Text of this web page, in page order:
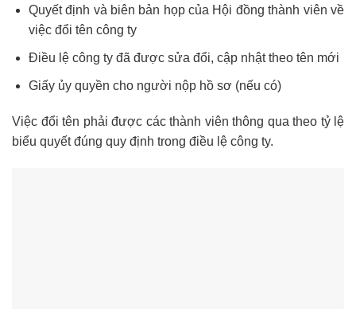
Quyết định và biên bản họp của Hội đồng thành viên về
việc đổi tên công ty
Điều lệ công ty đã được sửa đổi, cập nhật theo tên mới
Giấy ủy quyền cho người nộp hồ sơ (nếu có)
Việc đổi tên phải được các thành viên thông qua theo tỷ lệ
biểu quyết đúng quy định trong điều lệ công ty.